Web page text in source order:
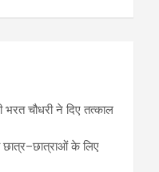
भरत चौधरी ने दिए तत्काल
छात्र–छात्राओं के लिए